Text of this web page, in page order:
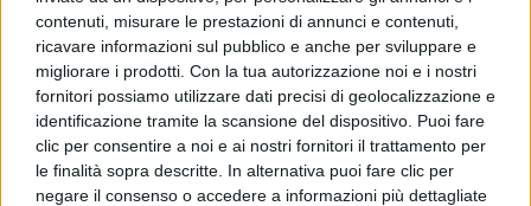
contenuti, misurare le prestazioni di annunci e contenuti,
ricavare informazioni sul pubblico e anche per sviluppare e
migliorare i prodotti. Con la tua autorizzazione noi e i nostri
fornitori possiamo utilizzare dati precisi di geolocalizzazione e
identificazione tramite la scansione del dispositivo. Puoi fare
clic per consentire a noi e ai nostri fornitori il trattamento per
le finalità sopra descritte. In alternativa puoi fare clic per
negare il consenso o accedere a informazioni più dettagliate
(Tomasello 11) – Valmontone 33 (Cavallo 8).
Assist: Pozzuoli 17 (Savoldelli 8) –
Valmontone 9 (Bisconti 4).
Ufficio Stampa Virtus Bava Pozzuoli